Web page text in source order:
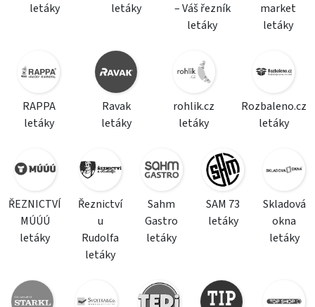
letáky
letáky
– Váš řezník
letáky
market
letáky
RAPPA
letáky
Ravak
letáky
rohlik.cz
letáky
Rozbaleno.cz
letáky
ŘEZNICTVÍ
MÚÚÚ
letáky
Řeznictví
u
Rudolfa
letáky
Sahm
Gastro
letáky
SAM 73
letáky
Skladová
okna
letáky